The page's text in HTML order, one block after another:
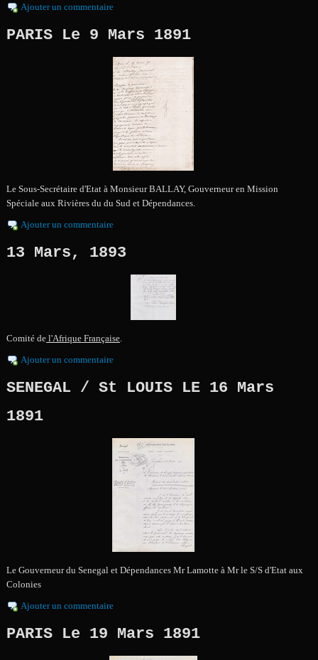
Ajouter un commentaire
PARIS Le 9 Mars 1891
Le Sous-Secrétaire d'Etat à Monsieur BALLAY, Gouverneur en Mission
Spéciale aux Rivières du du Sud et Dépendances.
Ajouter un commentaire
13 Mars, 1893
Comité de l'Afrique Française.
Ajouter un commentaire
SENEGAL / St LOUIS LE 16 Mars
1891
Le Gouverneur du Senegal et Dépendances Mr Lamotte à Mr le S/S d'Etat aux
Colonies
Ajouter un commentaire
PARIS Le 19 Mars 1891